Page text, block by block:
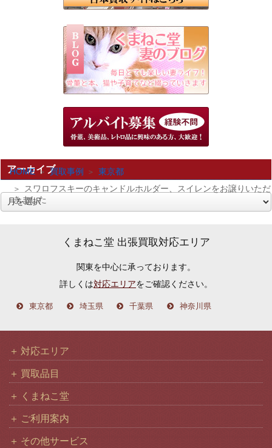
HOME 買取事例
東京都
スワロフスキーのキャンドルホルダー、スイレンをお譲りいただ
きました
アーカイブ
くまねこ堂 出張買取対応エリア
関東を中心に承っております。
詳しくは対応エリアをご確認ください。
東京都 埼玉県 千葉県 神奈川県
対応エリア
買取品目
くまねこ堂
ご利用案内
その他サービス